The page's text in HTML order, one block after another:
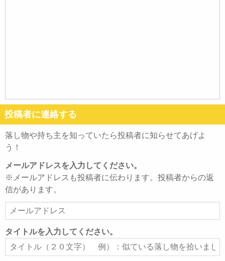
投稿者に連絡する
落し物や持ち主を知っていたら投稿者に知らせてあげよ
う！
メールアドレスを入力してください。
※メールアドレスも投稿者に伝わります。投稿者からの返
信があります。
ー
ル
ア
ド
タイトルを入力してください。
タ
イ